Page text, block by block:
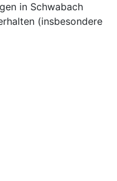
in Schwabach
(insbesondere